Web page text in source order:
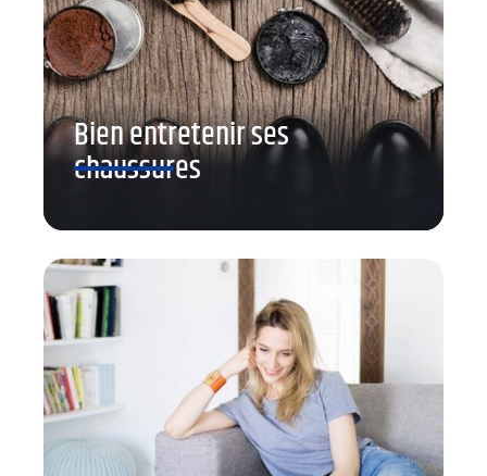
Bien entretenir ses
chaussures